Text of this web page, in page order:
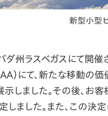
新型小型
ラスベガスにて開催
）にて、新たな移動
しました。その後、お
しました。また、この決